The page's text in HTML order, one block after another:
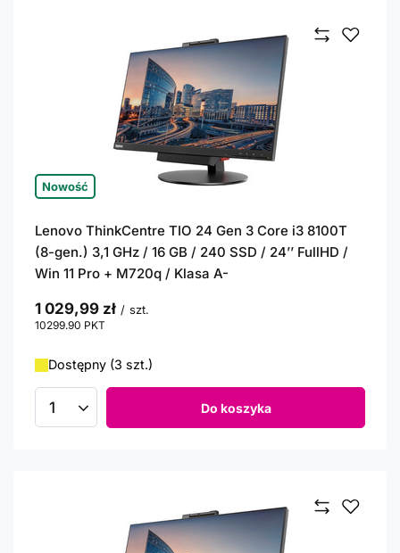
Nowość
Lenovo ThinkCentre TIO 24 Gen 3 Core i3 8100T
(8-gen.) 3,1 GHz / 16 GB / 240 SSD / 24’’ FullHD /
Win 11 Pro + M720q / Klasa A-
1 029,99 zł / szt.
10299.90 PKT
Dostępny (3 szt.)
Ilość produktów Do koszyka